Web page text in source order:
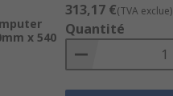
x 540
313,17 €(TVA exclue)
Quantité